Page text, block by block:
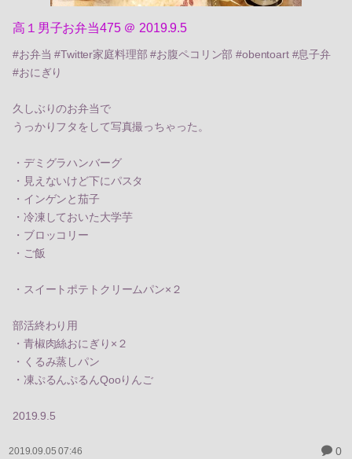
高１男子お弁当475 ＠ 2019.9.5
#お弁当 #Twitter家庭料理部 #お腹ペコリン部 #obentoart #息子弁
#おにぎり
久しぶりのお弁当で
うっかりフタをして写真撮っちゃった。
・デミグラハンバーグ
・見えないけど下にパスタ
・インゲンと茄子
・冷凍しておいた大学芋
・ブロッコリー
・ご飯
・スイートポテトクリームパン×２
部活終わり用
・青椒肉絲おにぎり×２
・くるみ蒸しパン
・凍ぷるんぷるんQooりんご
2019.9.5
2019.09.05 07:46 0